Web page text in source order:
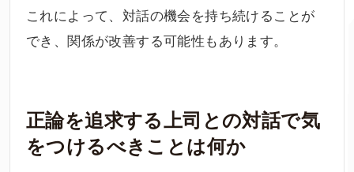
これによって、対話の機会を持ち続けることが
でき、関係が改善する可能性もあります。
正論を追求する上司との対話で気
をつけるべきことは何か